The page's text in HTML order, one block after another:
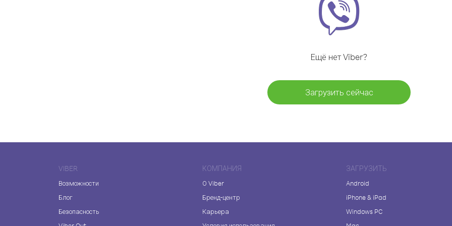
Ещё нет Viber?
Загрузить сейчас
VIBER
Возможности
Блог
Безопасность
КОМПАНИЯ
О Viber
Бренд-центр
Карьера
ЗАГРУЗИТЬ
Android
iPhone & iPad
Windows PC